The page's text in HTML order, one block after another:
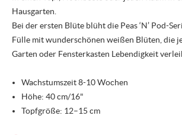
Hausgarten.
Bei der ersten Blüte blüht die Peas ‘N’ Pod-
Fülle mit wunderschönen weißen Blüten, die
Garten oder Fensterkasten Lebendigkeit
Wachstumszeit 8-10 Wochen
Höhe: 40 cm/16"
Topfgröße: 12–15 cm